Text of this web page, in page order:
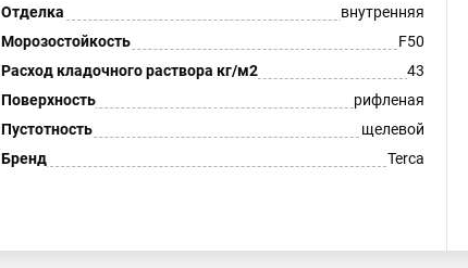
Отделка
внутренняя
Морозостойкость
F50
Расход кладочного раствора кг/м2
43
Поверхность
рифленая
Пустотность
щелевой
Бренд
Terca